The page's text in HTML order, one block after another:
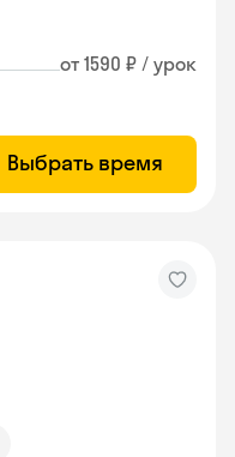
от 1590 ₽ / урок
Выбрать время